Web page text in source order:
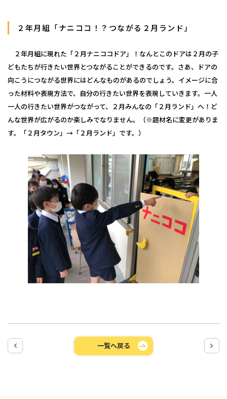
２年月組「ナニココ！？つながる２月ランド」
２年月組に現れた「２月ナニココドア」！なんとこのドアは２月の子
どもたちが行きたい世界とつながることができるのです。さあ、ドアの
向こうにつながる世界にはどんなものがあるのでしょう。イメージに合
った材料や表現方法で、自分の行きたい世界を表現していきます。一人
一人の行きたい世界がつながって、２月みんなの「２月ランド」へ！ど
んな世界が広がるのか楽しみでなりません。（※題材名に変更がありま
す。「２月タウン」→「２月ランド」です。）
一覧へ戻る